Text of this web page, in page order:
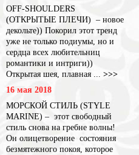
OFF-SHOULDERS
(ОТКРЫТЫЕ ПЛЕЧИ) – новое
декольте)) Покорил этот тренд
уже не только подиумы, но и
сердца всех любительниц
романтики и интриги))
Открытая шея, плавная ... >>>
16 мая 2018
МОРСКОЙ СТИЛЬ (STYLE
MARINE) – этот свободный
стиль снова на гребне волны!
Он олицетворение состояния
безмятежного покоя, которое